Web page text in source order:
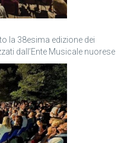
la 38esima edizione dei
dall’Ente Musicale nuorese